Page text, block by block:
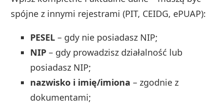
spójne z innymi rejestrami (PIT, CEIDG, ePUAP):
PESEL – gdy nie posiadasz NIP;
NIP – gdy prowadzisz działalność lub
posiadasz NIP;
nazwisko i imię/imiona – zgodnie z
dokumentami;